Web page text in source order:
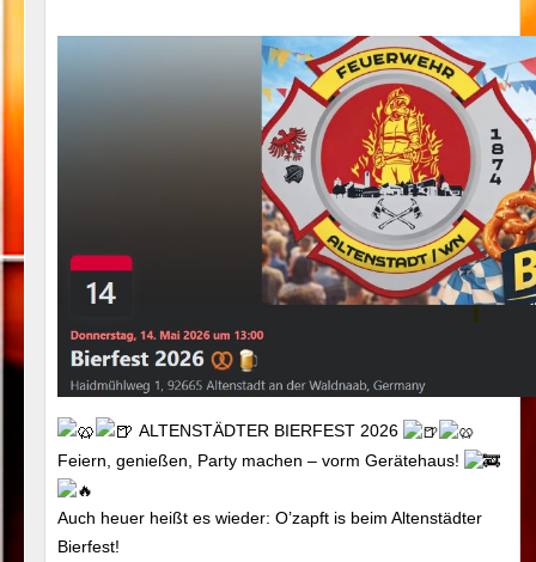
ALTENSTÄDTER BIERFEST 2026
Feiern, genießen, Party machen – vorm Gerätehaus!
Auch heuer heißt es wieder: O’zapft is beim Altenstädter
Bierfest!